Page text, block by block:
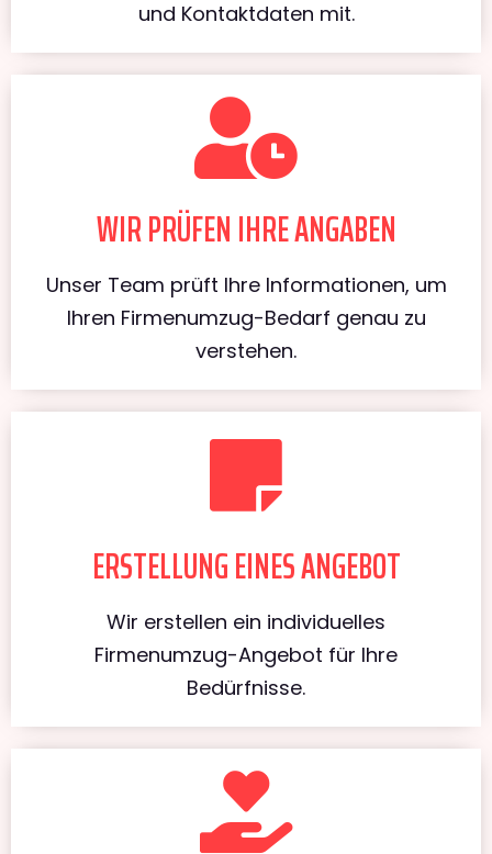
und Kontaktdaten mit.
WIR PRÜFEN IHRE ANGABEN
Unser Team prüft Ihre Informationen, um
Ihren Firmenumzug-Bedarf genau zu
verstehen.
ERSTELLUNG EINES ANGEBOT
Wir erstellen ein individuelles
Firmenumzug-Angebot für Ihre
Bedürfnisse.